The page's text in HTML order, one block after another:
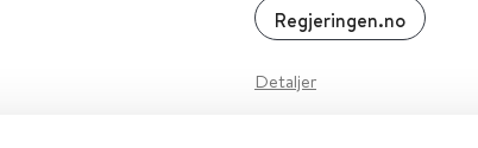
Regjeringen.no
Detaljer